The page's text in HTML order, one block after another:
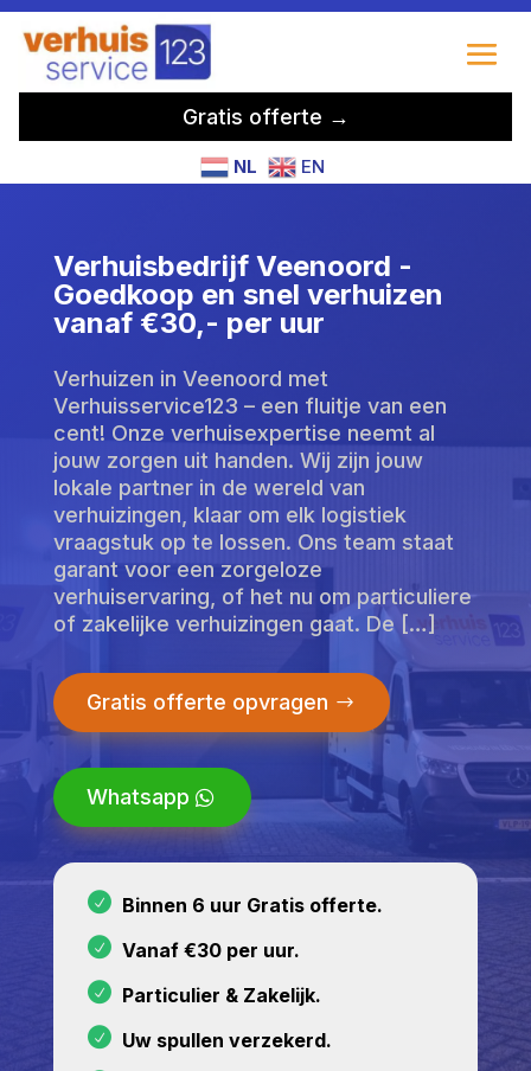
Gratis offerte →
NL EN
Verhuisbedrijf Veenoord -
Goedkoop en snel verhuizen
vanaf €30,- per uur
Verhuizen in Veenoord met
Verhuisservice123 – een fluitje van een
cent! Onze verhuisexpertise neemt al
jouw zorgen uit handen. Wij zijn jouw
lokale partner in de wereld van
verhuizingen, klaar om elk logistiek
vraagstuk op te lossen. Ons team staat
garant voor een zorgeloze
verhuiservaring, of het nu om particuliere
of zakelijke verhuizingen gaat. De […]
Gratis offerte opvragen
Whatsapp
Binnen 6 uur Gratis offerte.
Vanaf €30 per uur.
Particulier & Zakelijk.
Uw spullen verzekerd.